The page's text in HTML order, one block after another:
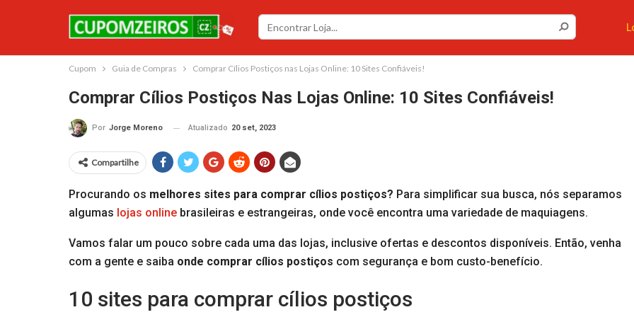
Cupom Guia de Compras Comprar Cílios Postiços nas Lojas Online: 10 Sites Confiáveis!
Comprar Cílios Postiços Nas Lojas Online: 10 Sites Confiáveis!
Por Jorge Moreno Atualizado 20 set, 2023
Compartilhe
Procurando os melhores sites para comprar cílios postiços? Para simplificar sua busca, nós separamos
algumas lojas online brasileiras e estrangeiras, onde você encontra uma variedade de maquiagens.
Vamos falar um pouco sobre cada uma das lojas, inclusive ofertas e descontos disponíveis. Então, venha
com a gente e saiba onde comprar cílios postiços com segurança e bom custo-benefício.
10 sites para comprar cílios postiços